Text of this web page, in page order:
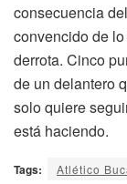
consecuencia
convencido de
derrota. Cinco
de un delantero
solo quiere
está haciendo.
Tags: Atlético